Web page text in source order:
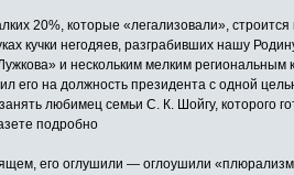
20%, которые «легализовали»,
кучки негодяев, разграбивших нашу
и нескольким мелким
его на должность президента с одной
любимец семьи С. К. Шойгу, которого
подробно
его оглушили — оглоушили